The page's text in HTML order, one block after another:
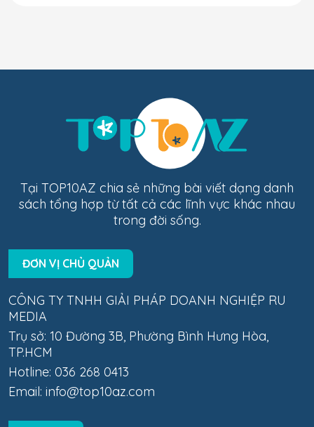
Tại TOP10AZ chia sẻ những bài viết dạng danh
sách tổng hợp từ tất cả các lĩnh vực khác nhau
trong đời sống.
ĐƠN VỊ CHỦ QUẢN
CÔNG TY TNHH GIẢI PHÁP DOANH NGHIỆP RU
MEDIA
Trụ sở: 10 Đường 3B, Phường Bình Hưng Hòa,
TP.HCM
Hotline: 036 268 0413
Email: info@top10az.com